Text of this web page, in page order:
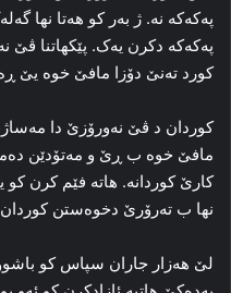
پەکەکە نه‌. ژ به‌ر کو هه‌تا نها
پەکەکە دکرن یه‌ک. پێکهاتنا ڤێ
کورد ته‌نێ دۆزا مافێ خوه‌ یێ
کوردان د ڤێ نه‌ورۆزێ دا
مافێ خوه‌ ب ڕێ و مەتۆدێن
کارێ کوردانه‌. هاته‌ فێم کرن
نها ب ته‌رۆرێ دخوه‌ستن
لێ هه‌زار جاران سپاس کو